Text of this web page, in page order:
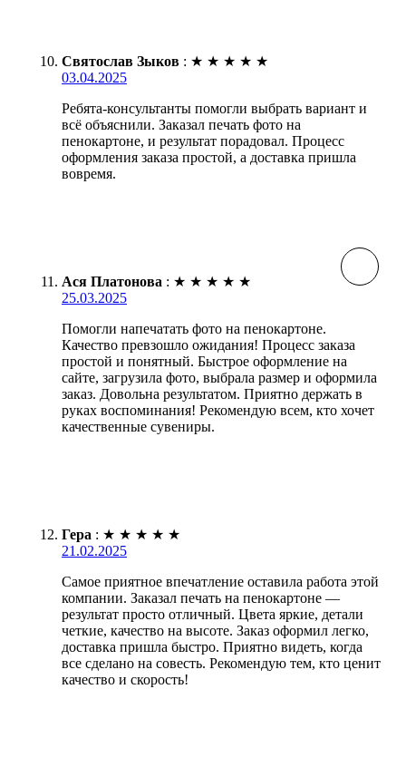
Святослав Зыков : ★ ★ ★ ★ ★
03.04.2025
Ребята-консультанты помогли выбрать вариант и
всё объяснили. Заказал печать фото на
пенокартоне, и результат порадовал. Процесс
оформления заказа простой, а доставка пришла
вовремя.
Ася Платонова : ★ ★ ★ ★ ★
25.03.2025
Помогли напечатать фото на пенокартоне.
Качество превзошло ожидания! Процесс заказа
простой и понятный. Быстрое оформление на
сайте, загрузила фото, выбрала размер и оформила
заказ. Довольна результатом. Приятно держать в
руках воспоминания! Рекомендую всем, кто хочет
качественные сувениры.
Гера : ★ ★ ★ ★ ★
21.02.2025
Самое приятное впечатление оставила работа этой
компании. Заказал печать на пенокартоне —
результат просто отличный. Цвета яркие, детали
четкие, качество на высоте. Заказ оформил легко,
доставка пришла быстро. Приятно видеть, когда
все сделано на совесть. Рекомендую тем, кто ценит
качество и скорость!